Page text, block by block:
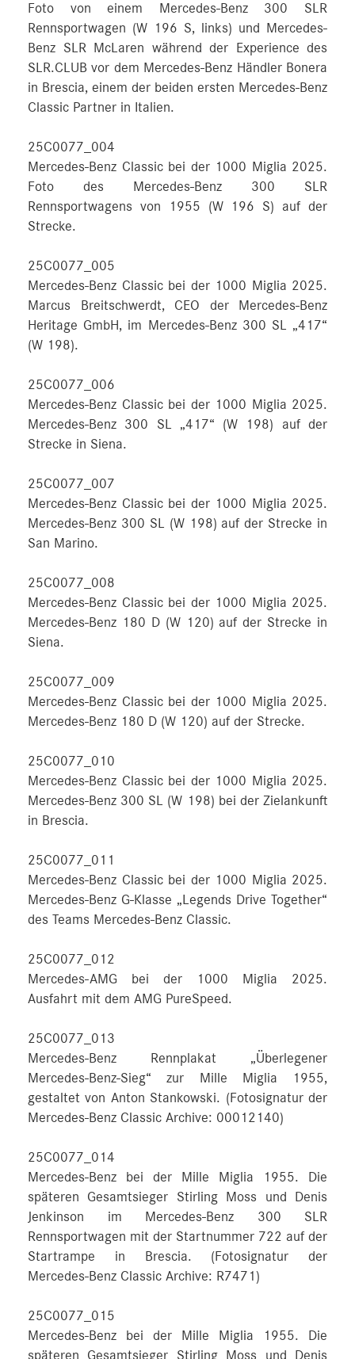
Foto von einem Mercedes-Benz 300 SLR
Rennsportwagen (W 196 S, links) und Mercedes-
Benz SLR McLaren während der Experience des
SLR.CLUB vor dem Mercedes-Benz Händler Bonera
in Brescia, einem der beiden ersten Mercedes-Benz
Classic Partner in Italien.
25C0077_004
Mercedes-Benz Classic bei der 1000 Miglia 2025.
Foto des Mercedes-Benz 300 SLR
Rennsportwagens von 1955 (W 196 S) auf der
Strecke.
25C0077_005
Mercedes-Benz Classic bei der 1000 Miglia 2025.
Marcus Breitschwerdt, CEO der Mercedes-Benz
Heritage GmbH, im Mercedes-Benz 300 SL „417“
(W 198).
25C0077_006
Mercedes-Benz Classic bei der 1000 Miglia 2025.
Mercedes-Benz 300 SL „417“ (W 198) auf der
Strecke in Siena.
25C0077_007
Mercedes-Benz Classic bei der 1000 Miglia 2025.
Mercedes-Benz 300 SL (W 198) auf der Strecke in
San Marino.
25C0077_008
Mercedes-Benz Classic bei der 1000 Miglia 2025.
Mercedes-Benz 180 D (W 120) auf der Strecke in
Siena.
25C0077_009
Mercedes-Benz Classic bei der 1000 Miglia 2025.
Mercedes-Benz 180 D (W 120) auf der Strecke.
25C0077_010
Mercedes-Benz Classic bei der 1000 Miglia 2025.
Mercedes-Benz 300 SL (W 198) bei der Zielankunft
in Brescia.
25C0077_011
Mercedes-Benz Classic bei der 1000 Miglia 2025.
Mercedes-Benz G-Klasse „Legends Drive Together“
des Teams Mercedes-Benz Classic.
25C0077_012
Mercedes-AMG bei der 1000 Miglia 2025.
Ausfahrt mit dem AMG PureSpeed.
25C0077_013
Mercedes-Benz Rennplakat „Überlegener
Mercedes-Benz-Sieg“ zur Mille Miglia 1955,
gestaltet von Anton Stankowski. (Fotosignatur der
Mercedes-Benz Classic Archive: 00012140)
25C0077_014
Mercedes-Benz bei der Mille Miglia 1955. Die
späteren Gesamtsieger Stirling Moss und Denis
Jenkinson im Mercedes-Benz 300 SLR
Rennsportwagen mit der Startnummer 722 auf der
Startrampe in Brescia. (Fotosignatur der
Mercedes-Benz Classic Archive: R7471)
25C0077_015
Mercedes-Benz bei der Mille Miglia 1955. Die
späteren Gesamtsieger Stirling Moss und Denis